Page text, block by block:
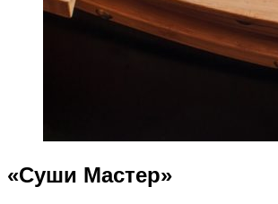
«Суши Мастер»